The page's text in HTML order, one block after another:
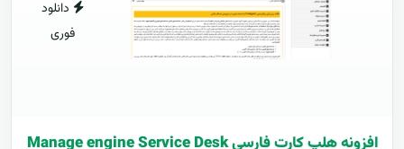
دانلود
فوری
افزونه هلپ کارت فارسی Manage engine Service Desk